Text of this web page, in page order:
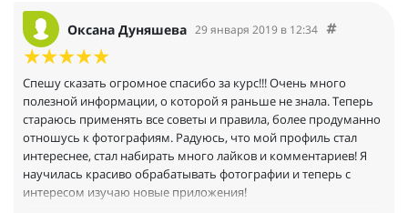
Оксана Дуняшева 29 января 2019 в 12:34
Спешу сказать огромное спасибо за курс!!! Очень много
полезной информации, о которой я раньше не знала. Теперь
стараюсь применять все советы и правила, более продуманно
отношусь к фотографиям. Радуюсь, что мой профиль стал
интереснее, стал набирать много лайков и комментариев! Я
научилась красиво обрабатывать фотографии и теперь с
интересом изучаю новые приложения!